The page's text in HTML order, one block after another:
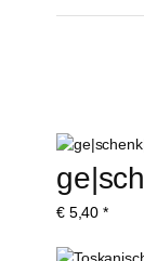
€ 5,40 *